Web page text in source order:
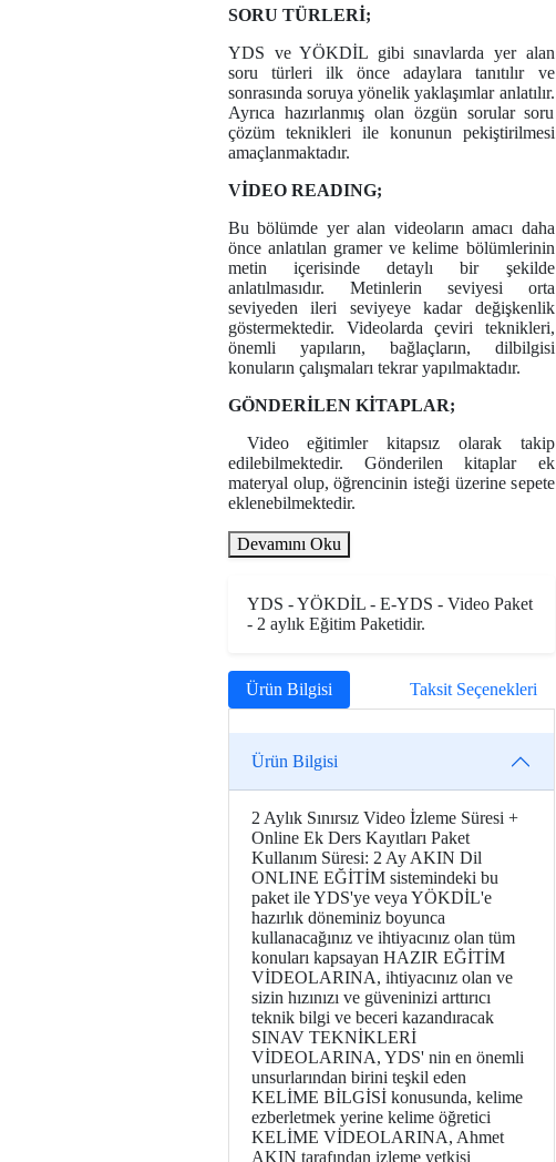
SORU TÜRLERİ;
YDS ve YÖKDİL gibi sınavlarda yer alan
soru türleri ilk önce adaylara tanıtılır ve
sonrasında soruya yönelik yaklaşımlar anlatılır.
Ayrıca hazırlanmış olan özgün sorular soru
çözüm teknikleri ile konunun pekiştirilmesi
amaçlanmaktadır.
VİDEO READING;
Bu bölümde yer alan videoların amacı daha
önce anlatılan gramer ve kelime bölümlerinin
metin içerisinde detaylı bir şekilde
anlatılmasıdır. Metinlerin seviyesi orta
seviyeden ileri seviyeye kadar değişkenlik
göstermektedir. Videolarda çeviri teknikleri,
önemli yapıların, bağlaçların, dilbilgisi
konuların çalışmaları tekrar yapılmaktadır.
GÖNDERİLEN KİTAPLAR;
Video eğitimler kitapsız olarak takip
edilebilmektedir. Gönderilen kitaplar ek
materyal olup, öğrencinin isteği üzerine sepete
eklenebilmektedir.
Devamını Oku
YDS - YÖKDİL - E-YDS - Video Paket
- 2 aylık Eğitim Paketidir.
Ürün Bilgisi Taksit Seçenekleri
Ürün Bilgisi
2 Aylık Sınırsız Video İzleme Süresi +
Online Ek Ders Kayıtları Paket
Kullanım Süresi: 2 Ay AKIN Dil
ONLINE EĞİTİM sistemindeki bu
paket ile YDS'ye veya YÖKDİL'e
hazırlık döneminiz boyunca
kullanacağınız ve ihtiyacınız olan tüm
konuları kapsayan HAZIR EĞİTİM
VİDEOLARINA, ihtiyacınız olan ve
sizin hızınızı ve güveninizi arttırıcı
teknik bilgi ve beceri kazandıracak
SINAV TEKNİKLERİ
VİDEOLARINA, YDS' nin en önemli
unsurlarından birini teşkil eden
KELİME BİLGİSİ konusunda, kelime
ezberletmek yerine kelime öğretici
KELİME VİDEOLARINA, Ahmet
AKIN tarafından izleme yetkisi